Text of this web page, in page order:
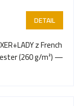
DETAIL
z French
(260 g/m²) —